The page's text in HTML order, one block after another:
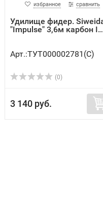
избранное сравнить
Удилище фидер.
"Impulse" 3,6м карбон
Арт.:ТУТ000002781(C)
(0)
3 140 руб.